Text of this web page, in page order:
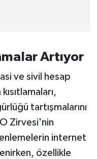
Artıyor
ve sivil hesap
tartışmalarını
Zirvesi'nin
internet
özellikle